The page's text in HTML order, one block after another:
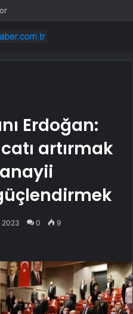
Erdoğan:
artırmak
2023 0 9